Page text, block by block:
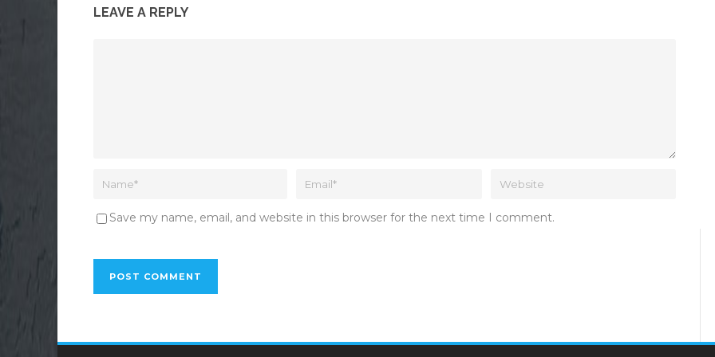
LEAVE A REPLY
Save my name, email, and website in this browser for the next time I comment.